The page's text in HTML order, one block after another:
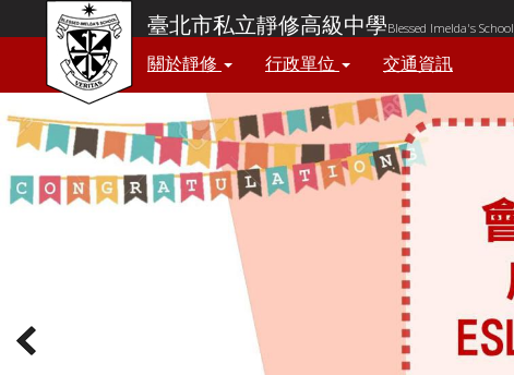
臺北市私立靜修高級中學Blessed Imelda's School
關於靜修 行政單位 交通資訊